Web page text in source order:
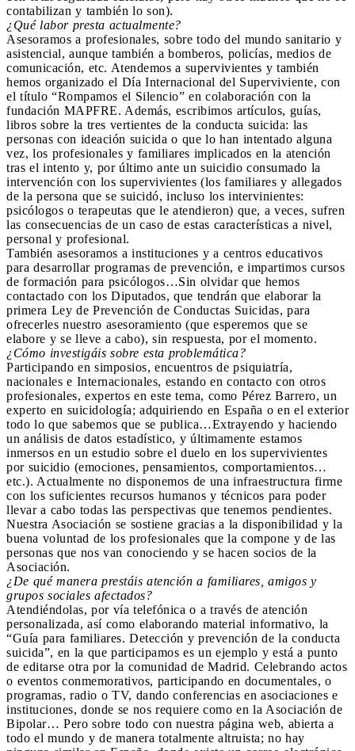
contabilizan y también lo son).
¿Qué labor presta actualmente?
Asesoramos a profesionales, sobre todo del mundo sanitario y
asistencial, aunque también a bomberos, policías, medios de
comunicación, etc. Atendemos a supervivientes y también
hemos organizado el Día Internacional del Superviviente, con
el título “Rompamos el Silencio” en colaboración con la
fundación MAPFRE. Además, escribimos artículos, guías,
libros sobre la tres vertientes de la conducta suicida: las
personas con ideación suicida o que lo han intentado alguna
vez, los profesionales y familiares implicados en la atención
tras el intento y, por último ante un suicidio consumado la
intervención con los supervivientes (los familiares y allegados
de la persona que se suicidó, incluso los intervinientes:
psicólogos o terapeutas que le atendieron) que, a veces, sufren
las consecuencias de un caso de estas características a nivel,
personal y profesional.
También asesoramos a instituciones y a centros educativos
para desarrollar programas de prevención, e impartimos cursos
de formación para psicólogos…Sin olvidar que hemos
contactado con los Diputados, que tendrán que elaborar la
primera Ley de Prevención de Conductas Suicidas, para
ofrecerles nuestro asesoramiento (que esperemos que se
elabore y se lleve a cabo), sin respuesta, por el momento.
¿Cómo investigáis sobre esta problemática?
Participando en simposios, encuentros de psiquiatría,
nacionales e Internacionales, estando en contacto con otros
profesionales, expertos en este tema, como Pérez Barrero, un
experto en suicidología; adquiriendo en España o en el exterior
todo lo que sabemos que se publica…Extrayendo y haciendo
un análisis de datos estadístico, y últimamente estamos
inmersos en un estudio sobre el duelo en los supervivientes
por suicidio (emociones, pensamientos, comportamientos…
etc.). Actualmente no disponemos de una infraestructura firme
con los suficientes recursos humanos y técnicos para poder
llevar a cabo todas las perspectivas que tenemos pendientes.
Nuestra Asociación se sostiene gracias a la disponibilidad y la
buena voluntad de los profesionales que la compone y de las
personas que nos van conociendo y se hacen socios de la
Asociación.
¿De qué manera prestáis atención a familiares, amigos y
grupos sociales afectados?
Atendiéndolas, por vía telefónica o a través de atención
personalizada, así como elaborando material informativo, la
“Guía para familiares. Detección y prevención de la conducta
suicida”, en la que participamos es un ejemplo y está a punto
de editarse otra por la comunidad de Madrid. Celebrando actos
o eventos conmemorativos, participando en documentales, o
programas, radio o TV, dando conferencias en asociaciones e
instituciones, donde se nos requiere como en la Asociación de
Bipolar… Pero sobre todo con nuestra página web, abierta a
todo el mundo y de manera totalmente altruista; no hay